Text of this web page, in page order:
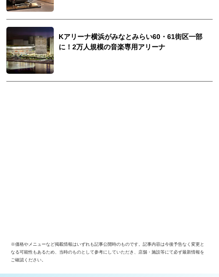
Kアリーナ横浜がみなとみらい60・61街区一部
に！2万人規模の音楽専用アリーナ
※価格やメニューなど掲載情報はいずれも記事公開時のものです。記事内容は今後予告なく変更と
なる可能性もあるため、当時のものとして参考にしていただき、店舗・施設等にて必ず最新情報を
ご確認ください。